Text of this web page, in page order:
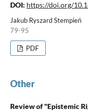
DOI: https://doi.org/
Jakub Ryszard Stempień
79-95
PDF
Other
Review of "Epistemic